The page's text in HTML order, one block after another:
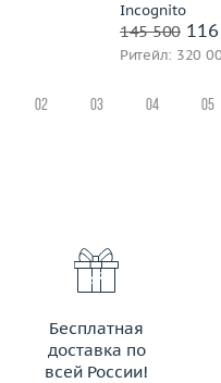
Incognito
145 500116
Ритейл: 320
02 03 04 05
Бесплатная
доставка по
всей России!